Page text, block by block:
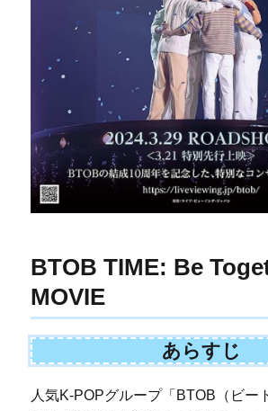
BTOB TIME: Be
MOVIE
あらすじ
人気K-POPグループ「BTOB（ビー